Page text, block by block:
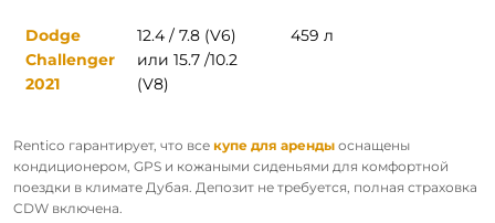
Dodge
Challenger
2021
12.4 / 7.8 (V6)
или 15.7 /10.2
(V8)
459 л
Rentico гарантирует, что все купе для аренды оснащены
кондиционером, GPS и кожаными сиденьями для комфортной
поездки в климате Дубая. Депозит не требуется, полная страховка
CDW включена.